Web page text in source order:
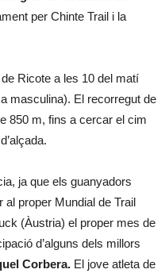
per Chinte Trail i la
Ricote a les 10 del matí
masculina). El recorregut de
850 m, fins a cercar el cim
ja que els guanyadors
proper Mundial de Trail
(Àustria) el proper mes de
d’alguns dels millors
Corbera. El jove atleta de